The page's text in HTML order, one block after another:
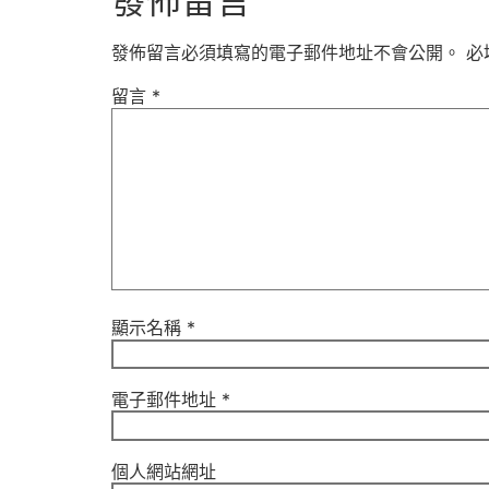
發佈留言必須填寫的電子郵件地址不會公開。 必
留言 *
顯示名稱*
電子郵件地址